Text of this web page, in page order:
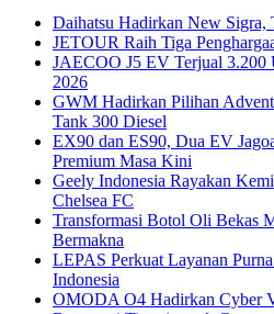
Daihatsu Hadirkan New Sigra,
JETOUR Raih Tiga
JAECOO J5 EV Terjual 3.200
2026
GWM Hadirkan Pilihan
Tank 300 Diesel
EX90 dan ES90, Dua EV
Premium Masa Kini
Geely Indonesia Rayakan
Chelsea FC
Transformasi Botol Oli Bekas
Bermakna
LEPAS Perkuat Layanan
Indonesia
OMODA O4 Hadirkan Cyber